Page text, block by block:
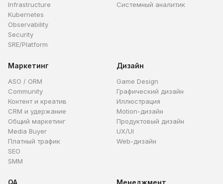
Infrastructure
Kubernetes
Observability
Security
SRE/Platform
Системный аналитик
Маркетинг
ASO / ORM
Community
Контент и креатив
CRM и удержание
Общий маркетинг
Media Buyer
Платный трафик
SEO
SMM
Дизайн
Game Design
Графический дизайн
Иллюстрация
Motion-дизайн
Продуктовый дизайн
UX/UI
Web-дизайн